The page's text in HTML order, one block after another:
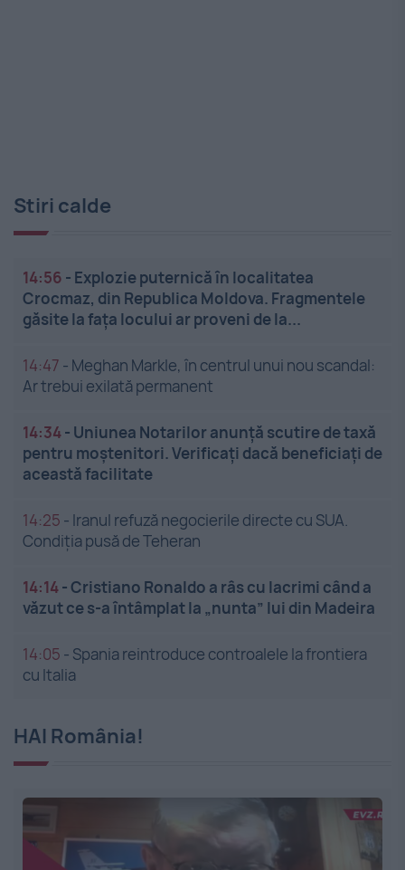
Stiri calde
14:56 - Explozie puternică în localitatea
Crocmaz, din Republica Moldova. Fragmentele
găsite la fața locului ar proveni de la...
14:47 - Meghan Markle, în centrul unui nou scandal:
Ar trebui exilată permanent
14:34- Uniunea Notarilor anunță scutire de taxă
pentru moștenitori. Verificați dacă beneficiați de
această facilitate
14:25 - Iranul refuză negocierile directe cu SUA.
Condiția pusă de Teheran
14:14-Cristiano Ronaldo a râs cu lacrimi când a
văzut ce s-a întâmplat la „nunta” lui din Madeira
14:05 - Spania reintroduce controalele la frontiera
cu Italia
HAI România!